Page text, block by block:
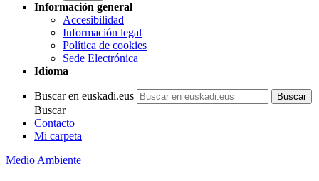
Información general
Accesibilidad
Información legal
Política de cookies
Sede Electrónica
Idioma
Buscar en euskadi.eus
Buscar
Contacto
Mi carpeta
Medio Ambiente